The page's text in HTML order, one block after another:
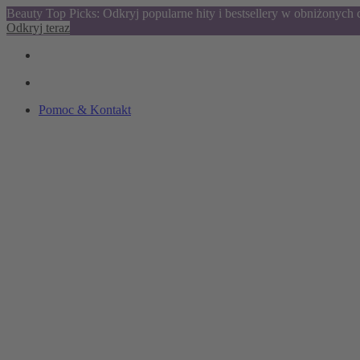
Beauty Top Picks: Odkryj popularne hity i bestsellery w obniżonych
Odkryj teraz
Pomoc & Kontakt